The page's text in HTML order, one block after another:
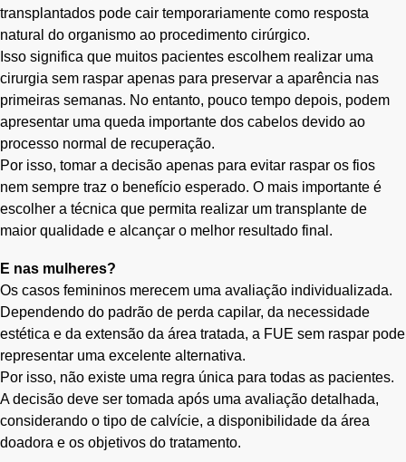
transplantados pode cair temporariamente como resposta
natural do organismo ao procedimento cirúrgico.
Isso significa que muitos pacientes escolhem realizar uma
cirurgia sem raspar apenas para preservar a aparência nas
primeiras semanas. No entanto, pouco tempo depois, podem
apresentar uma queda importante dos cabelos devido ao
processo normal de recuperação.
Por isso, tomar a decisão apenas para evitar raspar os fios
nem sempre traz o benefício esperado. O mais importante é
escolher a técnica que permita realizar um transplante de
maior qualidade e alcançar o melhor resultado final.
E nas mulheres?
Os casos femininos merecem uma avaliação individualizada.
Dependendo do padrão de perda capilar, da necessidade
estética e da extensão da área tratada, a FUE sem raspar pode
representar uma excelente alternativa.
Por isso, não existe uma regra única para todas as pacientes.
A decisão deve ser tomada após uma avaliação detalhada,
considerando o tipo de calvície, a disponibilidade da área
doadora e os objetivos do tratamento.